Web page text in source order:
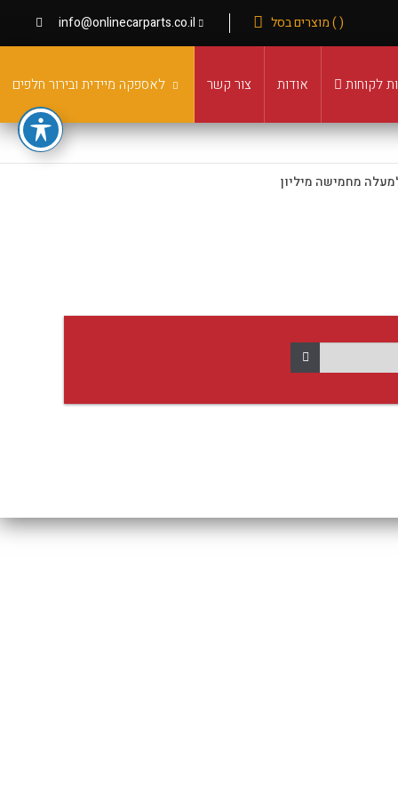
info@onlinecarparts.co.il ( ) מוצרים בסל
לקוחות אודות צור קשר לאספקה מיידית ובירור חלפים
מחמישה מיליון